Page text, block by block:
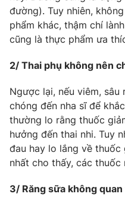
Góc doanh nghiệp
Truyền hình
Phim VTV
Hậu trường
Nhân vật
Khán giả
Giải sao mai
Giải trí
Điện ảnh
Âm nhạc
Sao
Du lịch
Làm đẹp
Chất lượng cuộc sống
Giáo dục
Tuyển sinh
Học trực tuyến
Công nghệ
Giao lưu trực tuyến
đường). Tuy nhiên,
phẩm khác, thậm chí
cũng là thực phẩm ưa
2/ Thai phụ không nên
Ngược lại, nếu viêm, sâu
chóng đến nha sĩ để
thường lo rằng thuốc
hưởng đến thai nhi. Tuy
đau hay lo lắng về
nhất cho thấy, các
3/ Răng sữa không